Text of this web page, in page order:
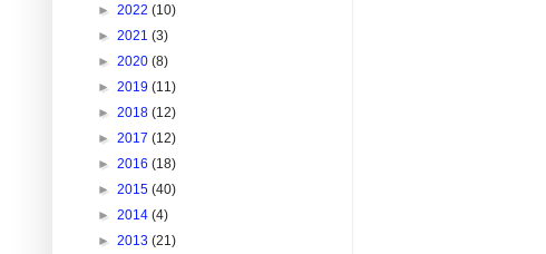
► 2022 (10)
► 2021 (3)
► 2020 (8)
► 2019 (11)
► 2018 (12)
► 2017 (12)
► 2016 (18)
► 2015 (40)
► 2014 (4)
► 2013 (21)